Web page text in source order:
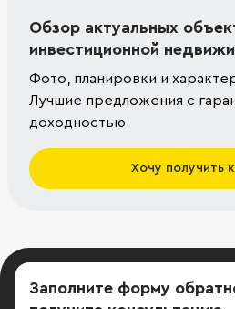
Обзор актуальных
инвестиционной
Фото, планировки и
Лучшие предложения с
доходностью
Хочу получить
Заполните форму